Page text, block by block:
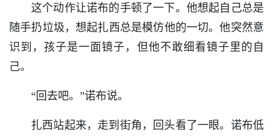
这个动作让诺布的手顿了一下。他想起自己总是
随手扔垃圾，想起扎西总是模仿他的一切。他突然意
识到，孩子是一面镜子，但他不敢细看镜子里的自
己。
“回去吧。”诺布说。
扎西站起来，走到街角，回头看了一眼。诺布低